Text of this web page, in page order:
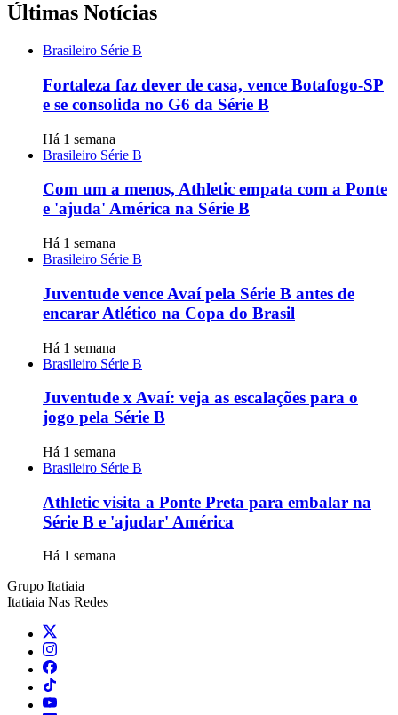
Últimas Notícias
Brasileiro Série B
Fortaleza faz dever de casa, vence Botafogo-SP
e se consolida no G6 da Série B
Há 1 semana
Brasileiro Série B
Com um a menos, Athletic empata com a Ponte
e 'ajuda' América na Série B
Há 1 semana
Brasileiro Série B
Juventude vence Avaí pela Série B antes de
encarar Atlético na Copa do Brasil
Há 1 semana
Brasileiro Série B
Juventude x Avaí: veja as escalações para o
jogo pela Série B
Há 1 semana
Brasileiro Série B
Athletic visita a Ponte Preta para embalar na
Série B e 'ajudar' América
Há 1 semana
Grupo Itatiaia
Itatiaia Nas Redes